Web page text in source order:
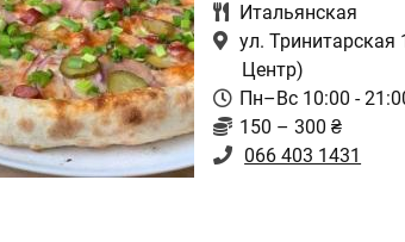
Итальянская
ул. Тринитарская
Центр)
Пн–Вс 10:00 -
150 – 300 ₴
066 403 1431